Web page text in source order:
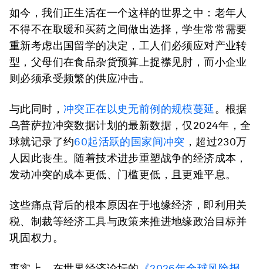
如今，我们正生活在一个这样的世界之中：老年人
不得不在取暖和买药之间做出选择，学生常常需要
重新考虑出国留学的决定，工人们必须应对产业转
型，父母们在食品杂货预算上捉襟见肘，而小企业
则必须承受频繁的供应冲击。
与此同时， 冲突正在以史无前例的规模蔓延 。根据
乌普萨拉冲突数据计划的最新数据，仅2024年，全
球就记录了约60起活跃的国家间冲突 ，超过230万
人因此丧生。随着技术进步重塑战争的经济成本，
发动冲突的成本更低、门槛更低，且更难平息。
这些痛点背后的根本原因在于地缘经济，即利用关
税、制裁等经济工具与政策来推进地缘政治目标并
巩固权力。